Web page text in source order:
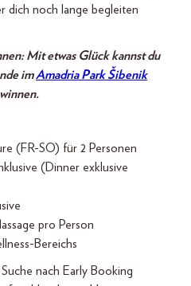
dich noch lange begleiten
Mit etwas Glück kannst du
imAmadria Park Šibenik
(FR-SO) für 2 Personen
(Dinner exklusive
pro Person
Bereichs
nach Early Booking